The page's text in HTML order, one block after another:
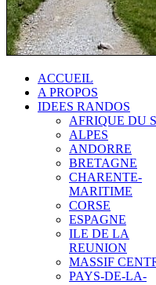
ACCUEIL
A PROPOS
IDEES RANDOS
AFRIQUE DU
ALPES
ANDORRE
BRETAGNE
CHARENTE-
MARITIME
CORSE
ESPAGNE
ILE DE LA
REUNION
MASSIF
PAYS-DE-LA-